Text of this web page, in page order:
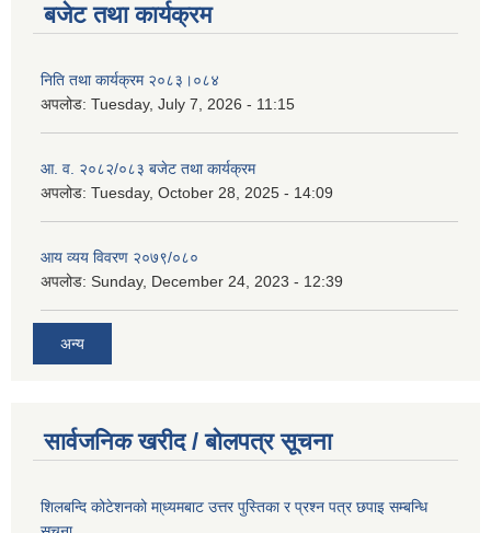
बजेट तथा कार्यक्रम
निति तथा कार्यक्रम २०८३।०८४
अपलोड: Tuesday, July 7, 2026 - 11:15
आ. व. २०८२/०८३ बजेट तथा कार्यक्रम
अपलोड: Tuesday, October 28, 2025 - 14:09
आय व्यय विवरण २०७९/०८०
अपलोड: Sunday, December 24, 2023 - 12:39
अन्य
सार्वजनिक खरीद / बोलपत्र सूचना
शिलबन्दि कोटेशनको मा्ध्यमबाट उत्तर पुस्तिका र प्रश्न पत्र छपाइ सम्बन्धि